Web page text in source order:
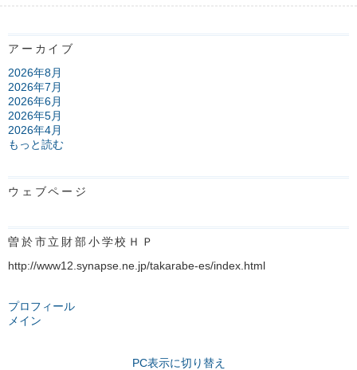
アーカイブ
2026年8月
2026年7月
2026年6月
2026年5月
2026年4月
もっと読む
ウェブページ
曽於市立財部小学校ＨＰ
http://www12.synapse.ne.jp/takarabe-es/index.html
プロフィール
メイン
PC表示に切り替え